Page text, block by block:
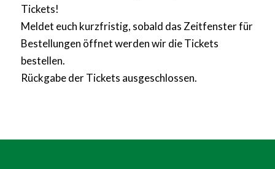
Tickets!
Meldet euch kurzfristig, sobald das Zeitfenster für
Bestellungen öffnet werden wir die Tickets
bestellen.
Rückgabe der Tickets ausgeschlossen.